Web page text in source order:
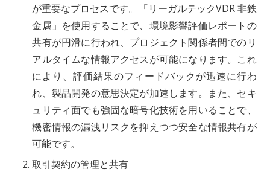
が重要なプロセスです。「リーガルテックVDR 非鉄
金属」を使用することで、環境影響評価レポートの
共有が円滑に行われ、プロジェクト関係者間でのリ
アルタイムな情報アクセスが可能になります。これ
により、評価結果のフィードバックが迅速に行わ
れ、製品開発の意思決定が加速します。また、セキ
ュリティ面でも強固な暗号化技術を用いることで、
機密情報の漏洩リスクを抑えつつ安全な情報共有が
可能です。
取引契約の管理と共有